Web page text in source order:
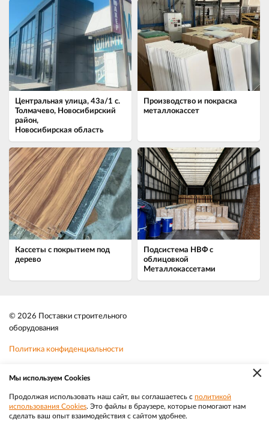
Центральная улица, 43а/1 ​с.
Толмачево, Новосибирский
район,
Новосибирская область
Производство и покраска
металлокассет
Кассеты с покрытием под
дерево
Подсистема НВФ с
облицовкой
Металлокассетами
© 2026 Поставки строительного
оборудования
Политика конфиденциальности
Телефон:8-800-350-3032
Электронная почта:sale@efacade.ru Разработка|Веб-аналитика
×
Мы используем Cookies
Продолжая использовать наш сайт, вы соглашаетесь с политикой
использования Cookies. Это файлы в браузере, которые помогают нам
сделать ваш опыт взаимодействия с сайтом удобнее.